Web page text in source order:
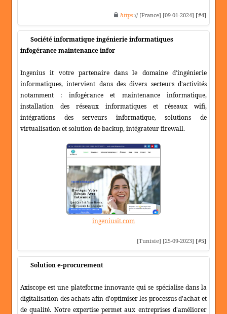
https:// [France] [09-01-2024] [#4]
Société informatique ingénierie informatiques
infogérance maintenance infor
Ingenius it votre partenaire dans le domaine d'ingénierie
informatiques, intervient dans des divers secteurs d'activités
notamment : infogérance et maintenance informatique,
installation des réseaux informatiques et réseaux wifi,
intégrations des serveurs informatique, solutions de
virtualisation et solution de backup, intégrateur firewall.
ingeniusit.com
[Tunisie] [25-09-2023] [#5]
Solution e-procurement
Axiscope est une plateforme innovante qui se spécialise dans la
digitalisation des achats afin d'optimiser les processus d'achat et
de qualité. Notre expertise permet aux entreprises d'améliorer